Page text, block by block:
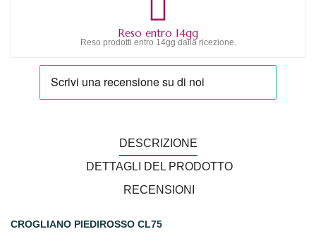
Reso entro 14gg
Reso prodotti entro 14gg dalla ricezione.
DESCRIZIONE
DETTAGLI DEL PRODOTTO
RECENSIONI
CROGLIANO PIEDIROSSO CL75